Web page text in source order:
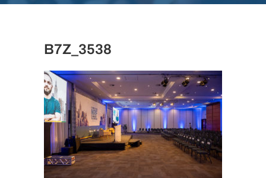
B7Z_3538